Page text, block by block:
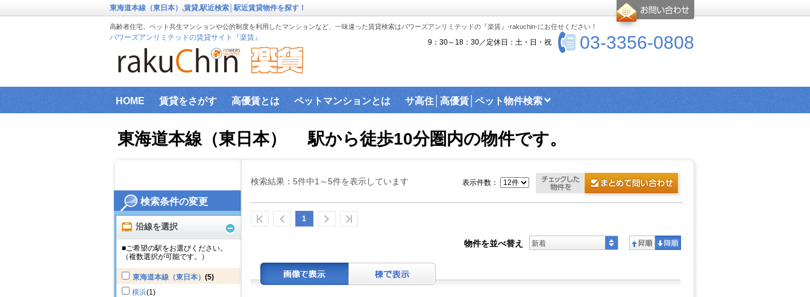
検索条件の変更
沿線を選択
■ご希望の駅をお選びください。
（複数選択が可能です。）
東海道本線（東日本） (5)
横浜(1)
東海道本線（東日本）,賃貸,駅近検索│駅近賃貸物件を探す！
高齢者住宅、ペット共生マンションや公的制度を利用したマンションなど、一味違った賃貸検索はパワーズアンリミテッドの『楽賃』-rakuchin-にお任せください！
パワーズアンリミテッドの賃貸サイト『楽賃』 03-3356-0808
9：30～18：30／定休日：土・日・祝
HOME 賃貸をさがす 高優賃とは ペットマンションとは サ高住│高優賃│ペット物件検索
『楽賃』賃貸物件エリアから検索 『楽賃』賃貸物件沿線から検索 ペット可物件
インターネット設備事前確認サービス│賃貸建物で利用可能なネットを調査！ 建物ライブラリー 高優賃とは
横浜市高齢者向け地域優良賃貸住宅
東海道本線（東日本） 駅から徒歩10分圏内の物件です。
検索結果：5件中1～5件を表示しています
1
表示件数：
物件を並べ替え 新着